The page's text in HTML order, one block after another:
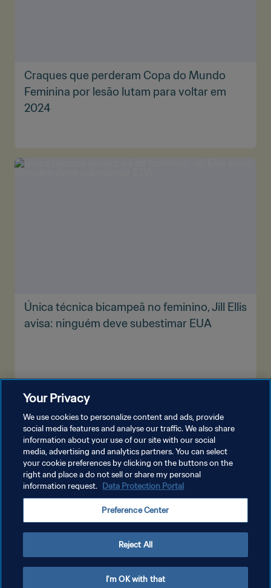
Craques que perderam Copa do Mundo
Feminina por lesão lutam para voltar em
2024
Única técnica bicampeã no feminino, Jill Ellis
avisa: ninguém deve subestimar EUA
POLÍTICA DE PRIVACIDADE
ADMINISTRAR AS PREFERÊNCIAS DE COOKIES
Copyright © 1994-2026 FIFA. Todos os direitos reservados.
Your Privacy
We use cookies to personalize content and ads, provide
social media features and analyse our traffic. We also share
information about your use of our site with our social
media, advertising and analytics partners. You can select
your cookie preferences by clicking on the buttons on the
right and place a do not sell or share my personal
information request. Data Protection Portal
Preference Center
Reject All
I'm OK with that